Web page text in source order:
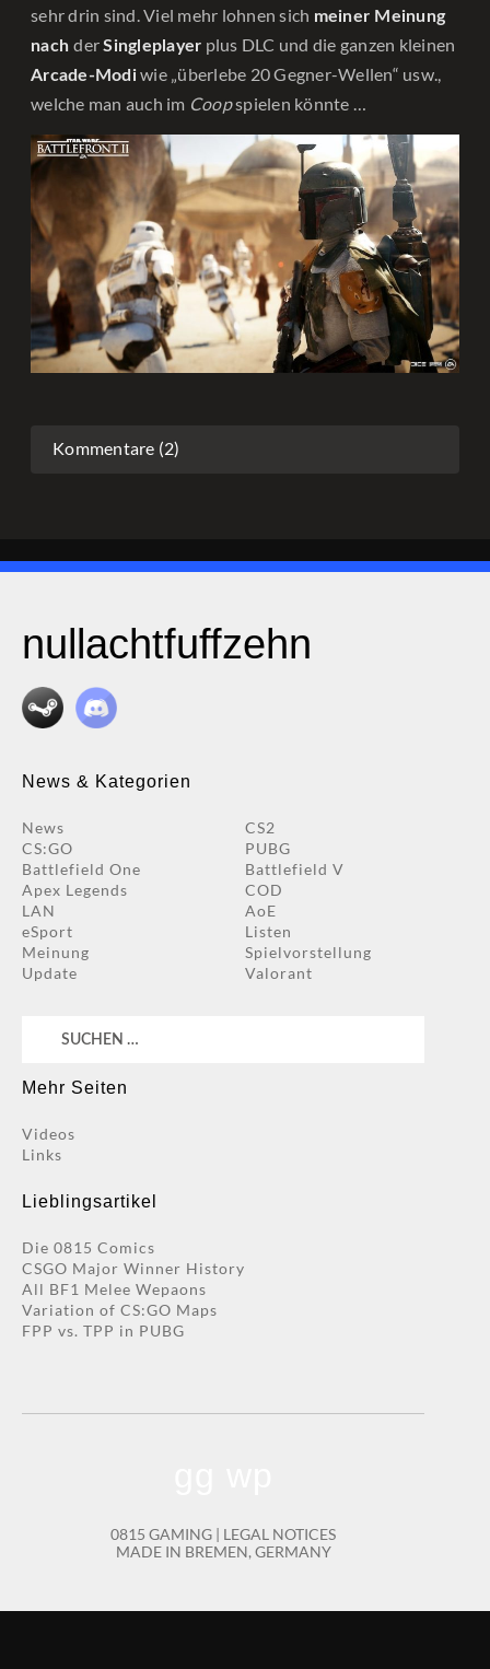
sehr drin sind. Viel mehr lohnen sich meiner Meinung
nachderSingleplayer plus DLC und die ganzen kleinen
Arcade-Modiwie „überlebe 20 Gegner-Wellen“ usw.,
welche man auch im Coopspielen könnte …
Kommentare (2)
nullachtfuffzehn
News & Kategorien
News
CS2
CS:GO
PUBG
Battlefield One
Battlefield V
Apex Legends
COD
LAN
AoE
eSport
Listen
Meinung
Spielvorstellung
Update
Valorant
Suchen
Mehr Seiten
Videos
Links
Lieblingsartikel
Die 0815 Comics
CSGO Major Winner History
All BF1 Melee Wepaons
Variation of CS:GO Maps
FPP vs. TPP in PUBG
0815 GAMING | LEGAL NOTICES
MADE IN BREMEN, GERMANY